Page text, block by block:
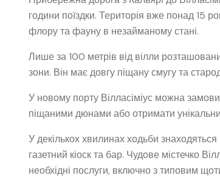
години поїздки. Територія вже понад 15
флору та фауну в незайманому стані.
Лише за 100 метрів від вілли
зони. Він має довгу піщану смугу та
У новому порту Вілласіміус можна
піщаними дюнами або отримати
У декількох хвилинах ходьби
газетний кіоск та бар. Чудове містечко
необхідні послуги, включно з типовим